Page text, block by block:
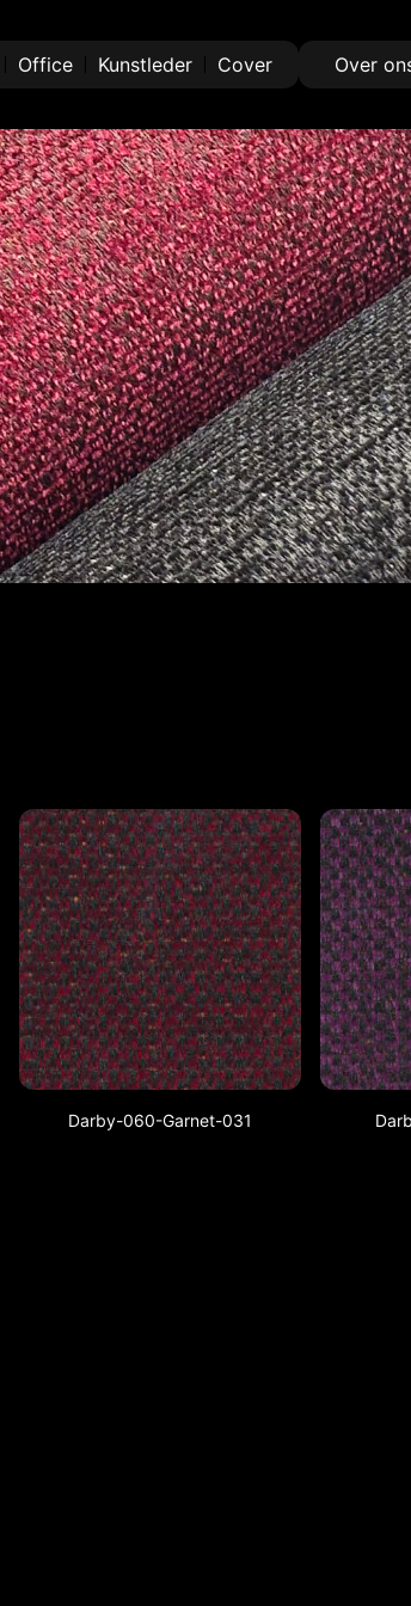
Office Kunstleder Cover Over
Darby-060-Garnet-031